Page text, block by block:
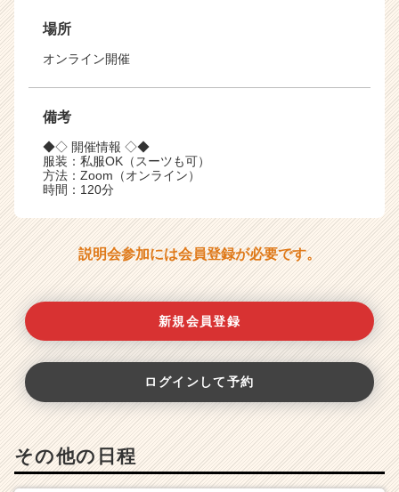
場所
オンライン開催
備考
◆◇ 開催情報 ◇◆
服装：私服OK（スーツも可）
方法：Zoom（オンライン）
時間：120分
説明会参加には会員登録が必要です。
新規会員登録
ログインして予約
その他の日程